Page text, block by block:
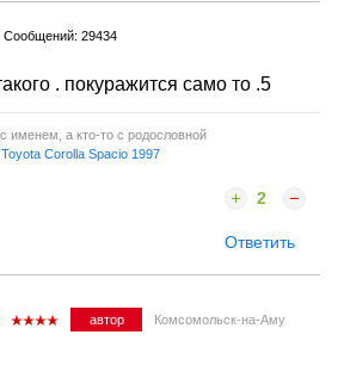
Сообщений: 29434
. покуражится само то .5
именем, а кто-то с родословной
Toyota Corolla Spacio 1997
2
Ответить
автор Комсомольск-на-Аму